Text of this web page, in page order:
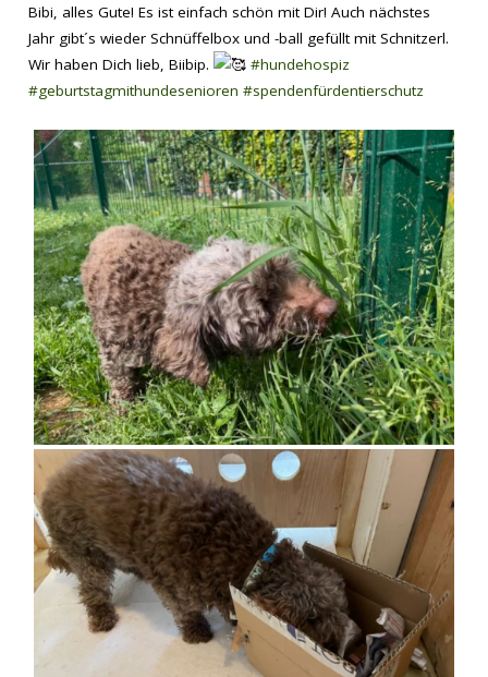
Bibi, alles Gute! Es ist einfach schön mit Dir! Auch nächstes
Jahr gibt´s wieder Schnüffelbox und -ball gefüllt mit Schnitzerl.
Wir haben Dich lieb, Biibip.
#hundehospiz
#geburtstagmithundesenioren #spendenfürdentierschutz